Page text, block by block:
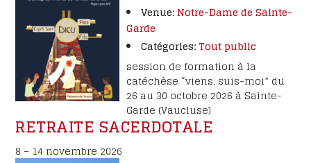
Venue:Notre-Dame de Sainte-
Garde
Catégories:Tout public
session de formation à la
catéchèse “viens, suis-moi” du
26 au 30 octobre 2026 à Sainte-
Garde (Vaucluse)
RETRAITE SACERDOTALE
8 – 14 novembre 2026